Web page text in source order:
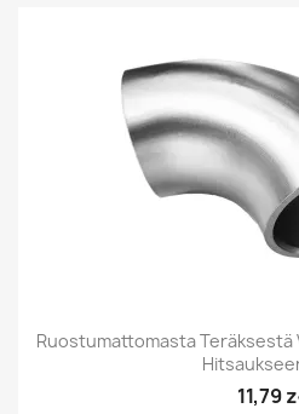
Ruostumattomasta Teräksestä
11,79